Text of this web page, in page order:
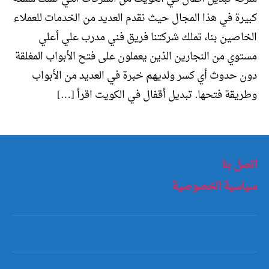
كبيرة في هذا المجال حيث نقدم العديد من الخدمات للعملاء
الخاصين بنا، تملك شركتنا فريق فني مدرب علي أعلي
مستوي من النجارين الذين يعملون على فتح الأبواب المغلقة
دون حدوث أي كسر ولديهم خبرة في العديد من الأبواب
وطريقة فتحها. تبديل أقفال في الكويت اقرأ […]
اتصل بنا
سياسية الخصوصية